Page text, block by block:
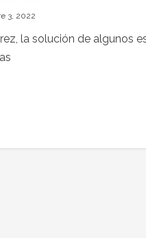
3, 2022
la solución de algunos